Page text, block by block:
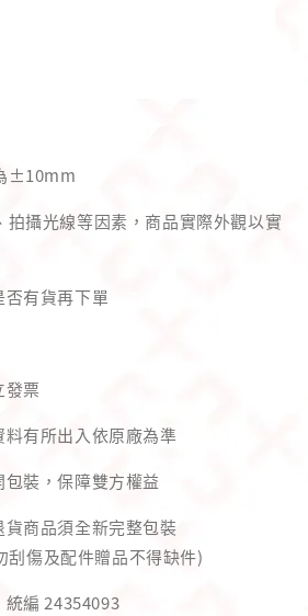
±10mm
攝光線等因素，商品實際外觀以實
有貨再下單
發票
有所出入依原廠為準
裝，保障雙方權益
商品須全新完整包裝
傷及配件贈品不得缺件)
編 24354093